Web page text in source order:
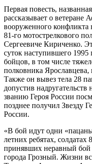
Первая повесть,
рассказывает о ветеране
вооруженного конфликта
81-го мотострелкового
Сергеевиче Кириченко.
суток наступившего 1995
бойцов, в том числе
полковника
Также он вывез тела 28
допустив
званию Героя России
позднее получил Звезду
России.
«В бой идут одни
летних ребятах, солдатах
принявших неравный бой
города Грозный. Жизни